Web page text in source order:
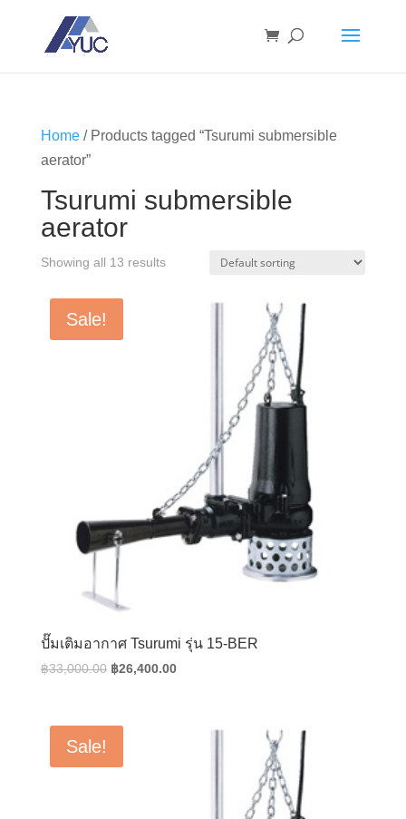
Home/ Products tagged “Tsurumi submersible
aerator”
Tsurumi submersible
aerator
Showing all 13 results
Sale!
ปั๊มเติมอากาศ Tsurumi รุ่น 15-BER
฿33,000.00 Original
฿33,000.00.
฿26,400.00Current
฿26,400.00.
Sale!